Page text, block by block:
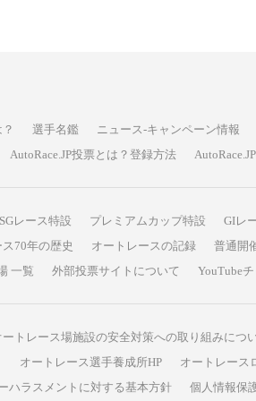
選手名鑑 ニュース-キャンペーン情報
AutoRace.JP投票とは？登録方法
SGレース特設 プレミアムカップ特設 GIレ
70年の歴史 オートレースの記録
普通開
一覧 外部投票サイトについて YouTube
ートレース場施設の安全対策への取り組みにつ
オートレース選手養成所HP
オートレース
ハラスメントに対する基本方針 個人情報保